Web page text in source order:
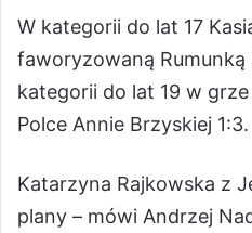
W kategorii do lat 17
faworyzowaną Rumunką
kategorii do lat 19 w grze
Polce Annie Brzyskiej 1:3.
Katarzyna Rajkowska z
plany – mówi Andrzej